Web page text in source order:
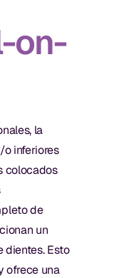
on-
la
inferiores
colocados
de
un
dientes. Esto
ofrece una